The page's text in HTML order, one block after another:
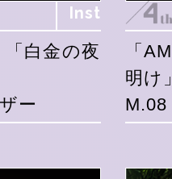
Inst
「白金の夜
ー
「
明け